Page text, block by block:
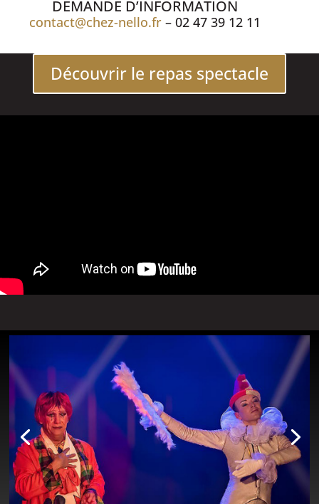
DEMANDE D’INFORMATION
contact@chez-nello.fr – 02 47 39 12 11
Découvrir le repas spectacle